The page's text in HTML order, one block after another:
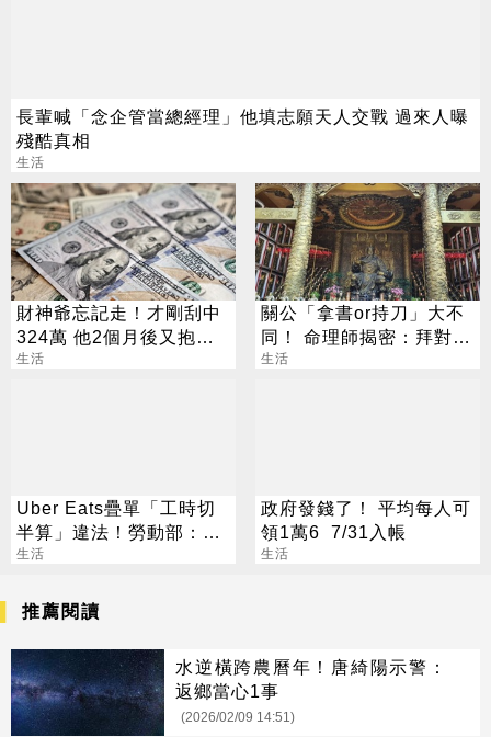
長輩喊「念企管當總經理」他填志願天人交戰 過來人曝
殘酷真相
生活
財神爺忘記走！才剛刮中
324萬 他2個月後又抱回
3243萬
生活
關公「拿書or持刀」大不
同！ 命理師揭密：拜對大
加分、拜錯恐虧本
生活
Uber Eats疊單「工時切
半算」違法！勞動部：每
案可罰2萬
生活
政府發錢了！ 平均每人可
領1萬6 7/31入帳
生活
推薦閱讀
水逆橫跨農曆年！唐綺陽示警：
返鄉當心1事
(2026/02/09 14:51)